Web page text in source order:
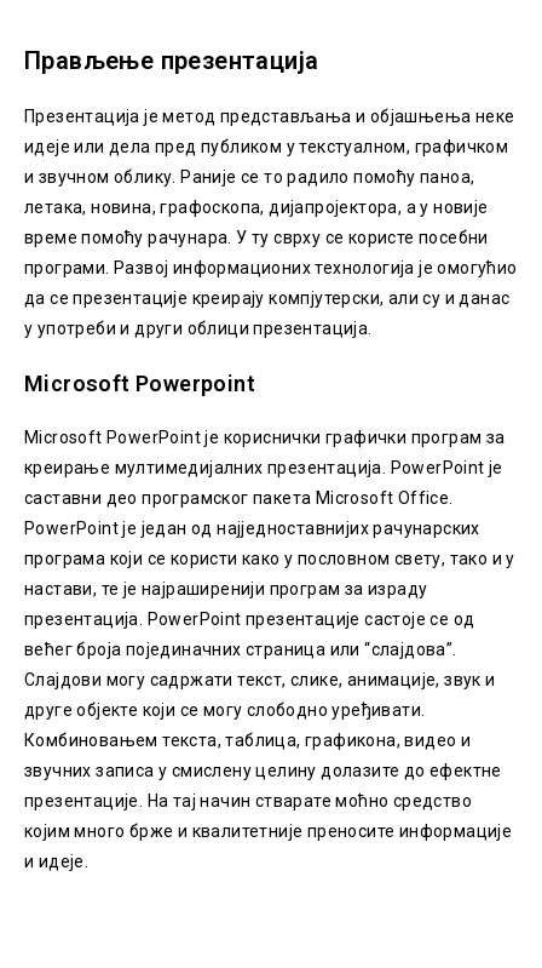
Прављење презентација
Презентација је метод представљања и објашњења неке
идеје или дела пред публиком у текстуалном, графичком
и звучном облику. Раније се то радило помоћу паноа,
летака, новина, графоскопа, дијапројектора, а у новије
време помоћу рачунара. У ту сврху се користе посебни
програми. Развој информационих технологија је омогућио
да се презентације креирају компјутерски, али су и данас
у употреби и други облици презентација.
Microsoft Powerpoint
Microsoft PowerPoint је кориснички графички програм за
креирање мултимедијалних презентација. PowerPoint је
саставни део програмског пакета Microsoft Office.
PowerPoint је један од најједноставнијих рачунарских
програма који се користи како у пословном свету, тако и у
настави, те је најраширенији програм за израду
презентација. PowerPoint презентације састоје се од
већег броја појединачних страница или “слајдова”.
Слајдови могу садржати текст, слике, анимације, звук и
друге објекте који се могу слободно уређивати.
Комбиновањем текста, таблица, графикона, видео и
звучних записа у смислену целину долазите до ефектне
презентације. На тај начин стварате моћно средство
којим много брже и квалитетније преносите информације
и идеје.